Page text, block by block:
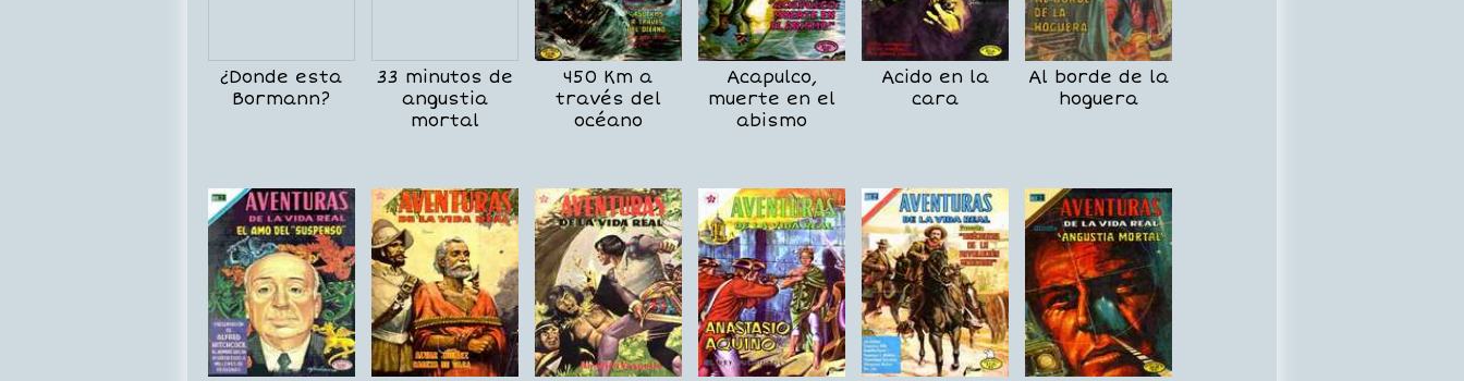
¿Donde esta
Bormann?
33 minutos de
angustia
mortal
450 Km a
través del
océano
Acapulco,
muerte en el
abismo
Acido en la
cara
Al borde de la
hoguera